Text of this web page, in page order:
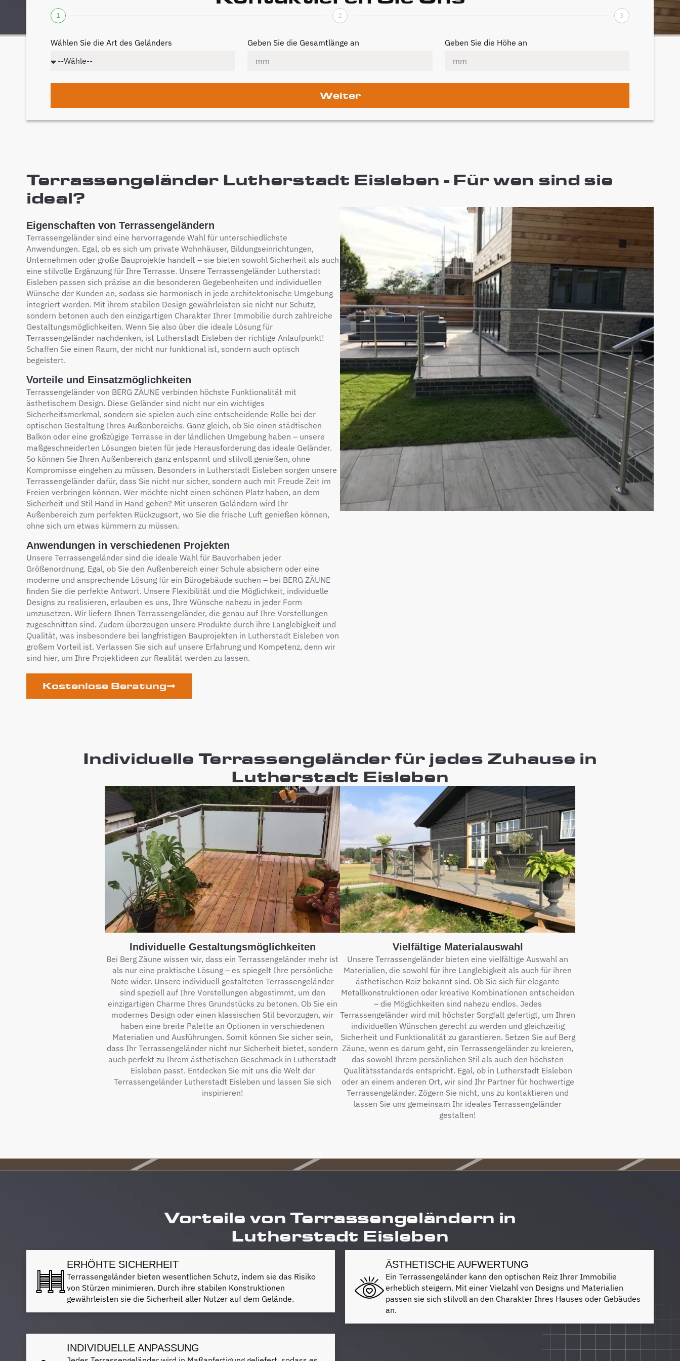
1 2 3
Wählen Sie die Art des Geländers Geben Sie die Gesamtlänge an Geben Sie die Höhe an
Weiter
Terrassengeländer Lutherstadt Eisleben - Für wen sind sie
ideal?
Eigenschaften von Terrassengeländern
Terrassengeländer sind eine hervorragende Wahl für unterschiedlichste
Anwendungen. Egal, ob es sich um private Wohnhäuser, Bildungseinrichtungen,
Unternehmen oder große Bauprojekte handelt – sie bieten sowohl Sicherheit als auch
eine stilvolle Ergänzung für Ihre Terrasse. Unsere Terrassengeländer Lutherstadt
Eisleben passen sich präzise an die besonderen Gegebenheiten und individuellen
Wünsche der Kunden an, sodass sie harmonisch in jede architektonische Umgebung
integriert werden. Mit ihrem stabilen Design gewährleisten sie nicht nur Schutz,
sondern betonen auch den einzigartigen Charakter Ihrer Immobilie durch zahlreiche
Gestaltungsmöglichkeiten. Wenn Sie also über die ideale Lösung für
Terrassengeländer nachdenken, ist Lutherstadt Eisleben der richtige Anlaufpunkt!
Schaffen Sie einen Raum, der nicht nur funktional ist, sondern auch optisch
begeistert.
Vorteile und Einsatzmöglichkeiten
Terrassengeländer von BERG ZÄUNE verbinden höchste Funktionalität mit
ästhetischem Design. Diese Geländer sind nicht nur ein wichtiges
Sicherheitsmerkmal, sondern sie spielen auch eine entscheidende Rolle bei der
optischen Gestaltung Ihres Außenbereichs. Ganz gleich, ob Sie einen städtischen
Balkon oder eine großzügige Terrasse in der ländlichen Umgebung haben – unsere
maßgeschneiderten Lösungen bieten für jede Herausforderung das ideale Geländer.
So können Sie Ihren Außenbereich ganz entspannt und stilvoll genießen, ohne
Kompromisse eingehen zu müssen. Besonders in Lutherstadt Eisleben sorgen unsere
Terrassengeländer dafür, dass Sie nicht nur sicher, sondern auch mit Freude Zeit im
Freien verbringen können. Wer möchte nicht einen schönen Platz haben, an dem
Sicherheit und Stil Hand in Hand gehen? Mit unseren Geländern wird Ihr
Außenbereich zum perfekten Rückzugsort, wo Sie die frische Luft genießen können,
ohne sich um etwas kümmern zu müssen.
Anwendungen in verschiedenen Projekten
Unsere Terrassengeländer sind die ideale Wahl für Bauvorhaben jeder
Größenordnung. Egal, ob Sie den Außenbereich einer Schule absichern oder eine
moderne und ansprechende Lösung für ein Bürogebäude suchen – bei BERG ZÄUNE
finden Sie die perfekte Antwort. Unsere Flexibilität und die Möglichkeit, individuelle
Designs zu realisieren, erlauben es uns, Ihre Wünsche nahezu in jeder Form
umzusetzen. Wir liefern Ihnen Terrassengeländer, die genau auf Ihre Vorstellungen
zugeschnitten sind. Zudem überzeugen unsere Produkte durch ihre Langlebigkeit und
Qualität, was insbesondere bei langfristigen Bauprojekten in Lutherstadt Eisleben von
großem Vorteil ist. Verlassen Sie sich auf unsere Erfahrung und Kompetenz, denn wir
sind hier, um Ihre Projektideen zur Realität werden zu lassen.
Kostenlose Beratung
Individuelle Terrassengeländer für jedes Zuhause in
Lutherstadt Eisleben
Individuelle Gestaltungsmöglichkeiten
Bei Berg Zäune wissen wir, dass ein Terrassengeländer mehr ist
als nur eine praktische Lösung – es spiegelt Ihre persönliche
Note wider. Unsere individuell gestalteten Terrassengeländer
sind speziell auf Ihre Vorstellungen abgestimmt, um den
einzigartigen Charme Ihres Grundstücks zu betonen. Ob Sie ein
modernes Design oder einen klassischen Stil bevorzugen, wir
haben eine breite Palette an Optionen in verschiedenen
Materialien und Ausführungen. Somit können Sie sicher sein,
dass Ihr Terrassengeländer nicht nur Sicherheit bietet, sondern
auch perfekt zu Ihrem ästhetischen Geschmack in Lutherstadt
Eisleben passt. Entdecken Sie mit uns die Welt der
Terrassengeländer Lutherstadt Eisleben und lassen Sie sich
inspirieren!
Vielfältige Materialauswahl
Unsere Terrassengeländer bieten eine vielfältige Auswahl an
Materialien, die sowohl für ihre Langlebigkeit als auch für ihren
ästhetischen Reiz bekannt sind. Ob Sie sich für elegante
Metallkonstruktionen oder kreative Kombinationen entscheiden
– die Möglichkeiten sind nahezu endlos. Jedes
Terrassengeländer wird mit höchster Sorgfalt gefertigt, um Ihren
individuellen Wünschen gerecht zu werden und gleichzeitig
Sicherheit und Funktionalität zu garantieren. Setzen Sie auf Berg
Zäune, wenn es darum geht, ein Terrassengeländer zu kreieren,
das sowohl Ihrem persönlichen Stil als auch den höchsten
Qualitätsstandards entspricht. Egal, ob in Lutherstadt Eisleben
oder an einem anderen Ort, wir sind Ihr Partner für hochwertige
Terrassengeländer. Zögern Sie nicht, uns zu kontaktieren und
lassen Sie uns gemeinsam Ihr ideales Terrassengeländer
gestalten!
Vorteile von Terrassengeländern in
Lutherstadt Eisleben
ERHÖHTE SICHERHEIT
Terrassengeländer bieten wesentlichen Schutz, indem sie das Risiko
von Stürzen minimieren. Durch ihre stabilen Konstruktionen
gewährleisten sie die Sicherheit aller Nutzer auf dem Gelände.
ÄSTHETISCHE AUFWERTUNG
Ein Terrassengeländer kann den optischen Reiz Ihrer Immobilie
erheblich steigern. Mit einer Vielzahl von Designs und Materialien
passen sie sich stilvoll an den Charakter Ihres Hauses oder Gebäudes
an.
INDIVIDUELLE ANPASSUNG